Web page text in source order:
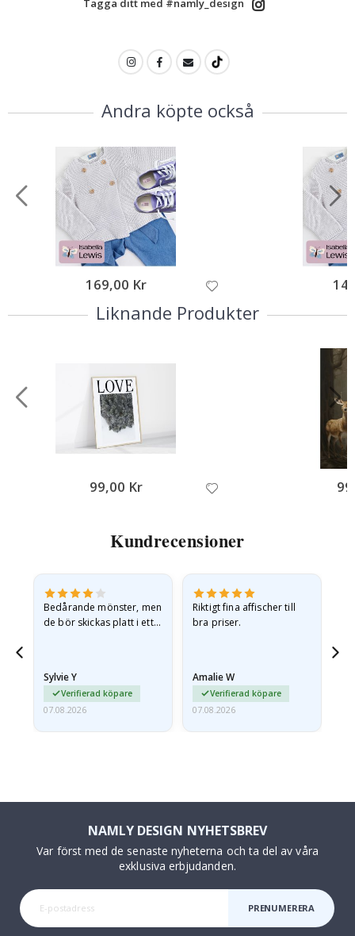
Tagga ditt med #namly_design
Andra köpte också
169,00 Kr
Liknande Produkter
99,00 Kr
Kundrecensioner
Bedårande mönster, men
de bör skickas platt i ett
Sylvie Y
Verifierad köpare
07.08.2026
Riktigt fina affischer till
bra priser.
Amalie W
Verifierad köpare
07.08.2026
NAMLY DESIGN NYHETSBREV
Var först med de senaste nyheterna och ta del av våra
exklusiva erbjudanden.
PRENUMERERA